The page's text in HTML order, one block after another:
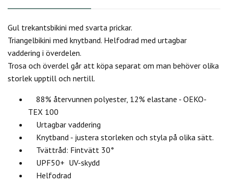
Gul trekantsbikini med svarta prickar.
Triangelbikini med knytband. Helfodrad med urtagbar
vaddering i överdelen.
Trosa och överdel går att köpa separat om man behöver olika
storlek upptill och nertill.
88% återvunnen polyester, 12% elastane - OEKO-
TEX 100
Urtagbar vaddering
Knytband - justera storleken och styla på olika sätt.
Tvättråd: Fintvätt 30°
UPF50+ UV-skydd
Helfodrad